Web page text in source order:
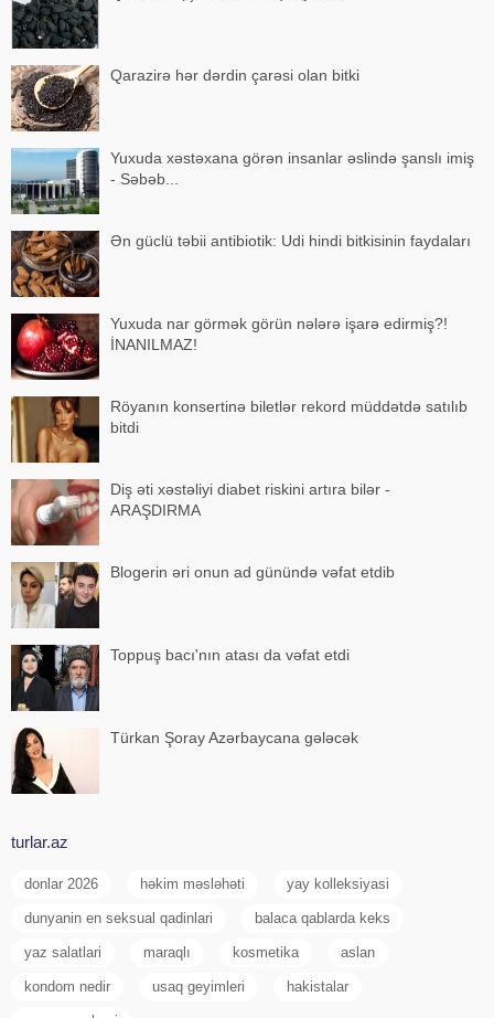
Qarazirə hər dərdin çarəsi olan bitki
Yuxuda xəstəxana görən insanlar əslində şanslı imiş
- Səbəb...
Ən güclü təbii antibiotik: Udi hindi bitkisinin faydaları
Yuxuda nar görmək görün nələrə işarə edirmiş?!
İNANILMAZ!
Röyanın konsertinə biletlər rekord müddətdə satılıb
bitdi
Diş əti xəstəliyi diabet riskini artıra bilər -
ARAŞDIRMA
Blogerin əri onun ad günündə vəfat etdib
Toppuş bacı'nın atası da vəfat etdi
Türkan Şoray Azərbaycana gələcək
turlar.az
donlar 2026 həkim məsləhəti yay kolleksiyasi
dunyanin en seksual qadinlari balaca qablarda keks
yaz salatlari maraqlı kosmetika aslan
kondom nedir usaq geyimleri hakistalar